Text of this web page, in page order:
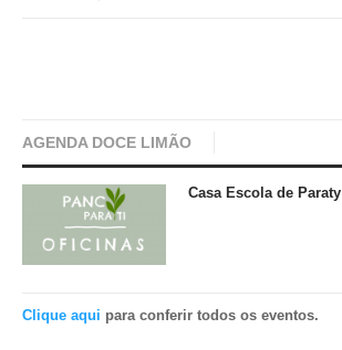
AGENDA DOCE LIMÃO
Casa Escola de Paraty
Clique aqui para conferir todos os eventos.